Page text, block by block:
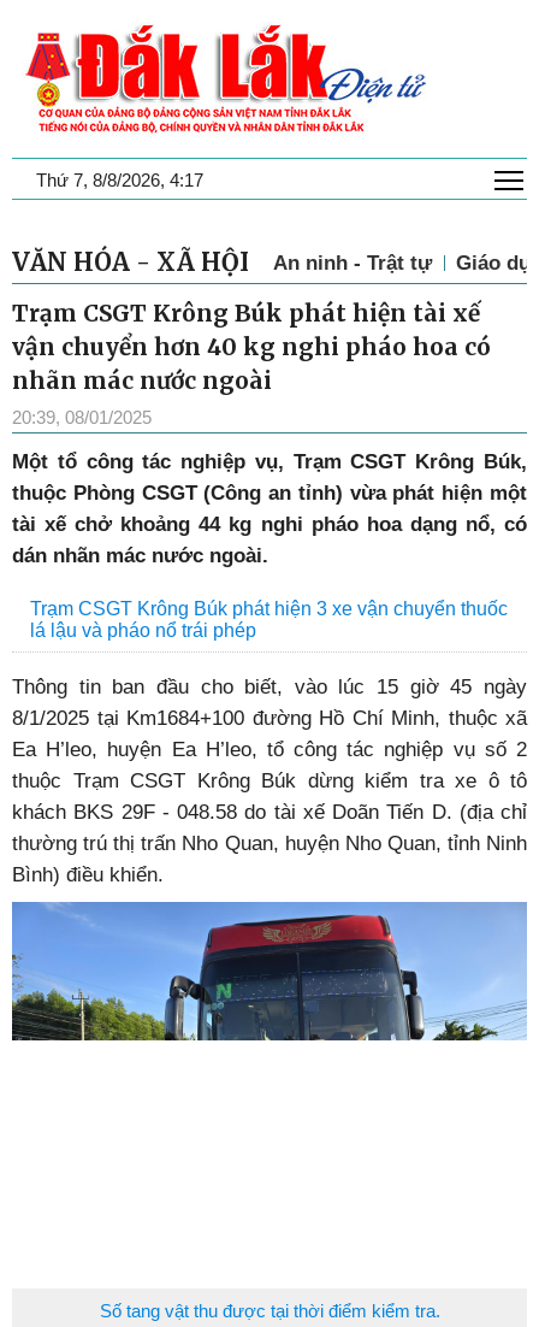
Thứ 7, 8/8/2026, 4:17
VĂN HÓA - XÃ HỘI An ninh - Trật tự Giáo
Trạm CSGT Krông Búk phát hiện tài xế
vận chuyển hơn 40 kg nghi pháo hoa có
nhãn mác nước ngoài
20:39, 08/01/2025
Một tổ công tác nghiệp vụ, Trạm CSGT Krông Búk,
thuộc Phòng CSGT (Công an tỉnh) vừa phát hiện một
tài xế chở khoảng 44 kg nghi pháo hoa dạng nổ, có
dán nhãn mác nước ngoài.
Trạm CSGT Krông Búk phát hiện 3 xe vận chuyển thuốc
lá lậu và pháo nổ trái phép
Thông tin ban đầu cho biết, vào lúc 15 giờ 45 ngày
8/1/2025 tại Km1684+100 đường Hồ Chí Minh, thuộc xã
Ea H’leo, huyện Ea H’leo, tổ công tác nghiệp vụ số 2
thuộc Trạm CSGT Krông Búk dừng kiểm tra xe ô tô
khách BKS 29F - 048.58 do tài xế Doãn Tiến D. (địa chỉ
thường trú thị trấn Nho Quan, huyện Nho Quan, tỉnh Ninh
Bình) điều khiển.
Số tang vật thu được tại thời điểm kiểm tra.